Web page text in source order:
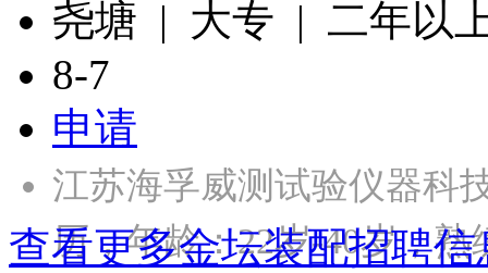
尧塘 | 大专 | 二年以
8-7
申请
江苏海孚威测试验仪器科
历，年龄：22岁-40岁，
查看更多金坛装配招聘信